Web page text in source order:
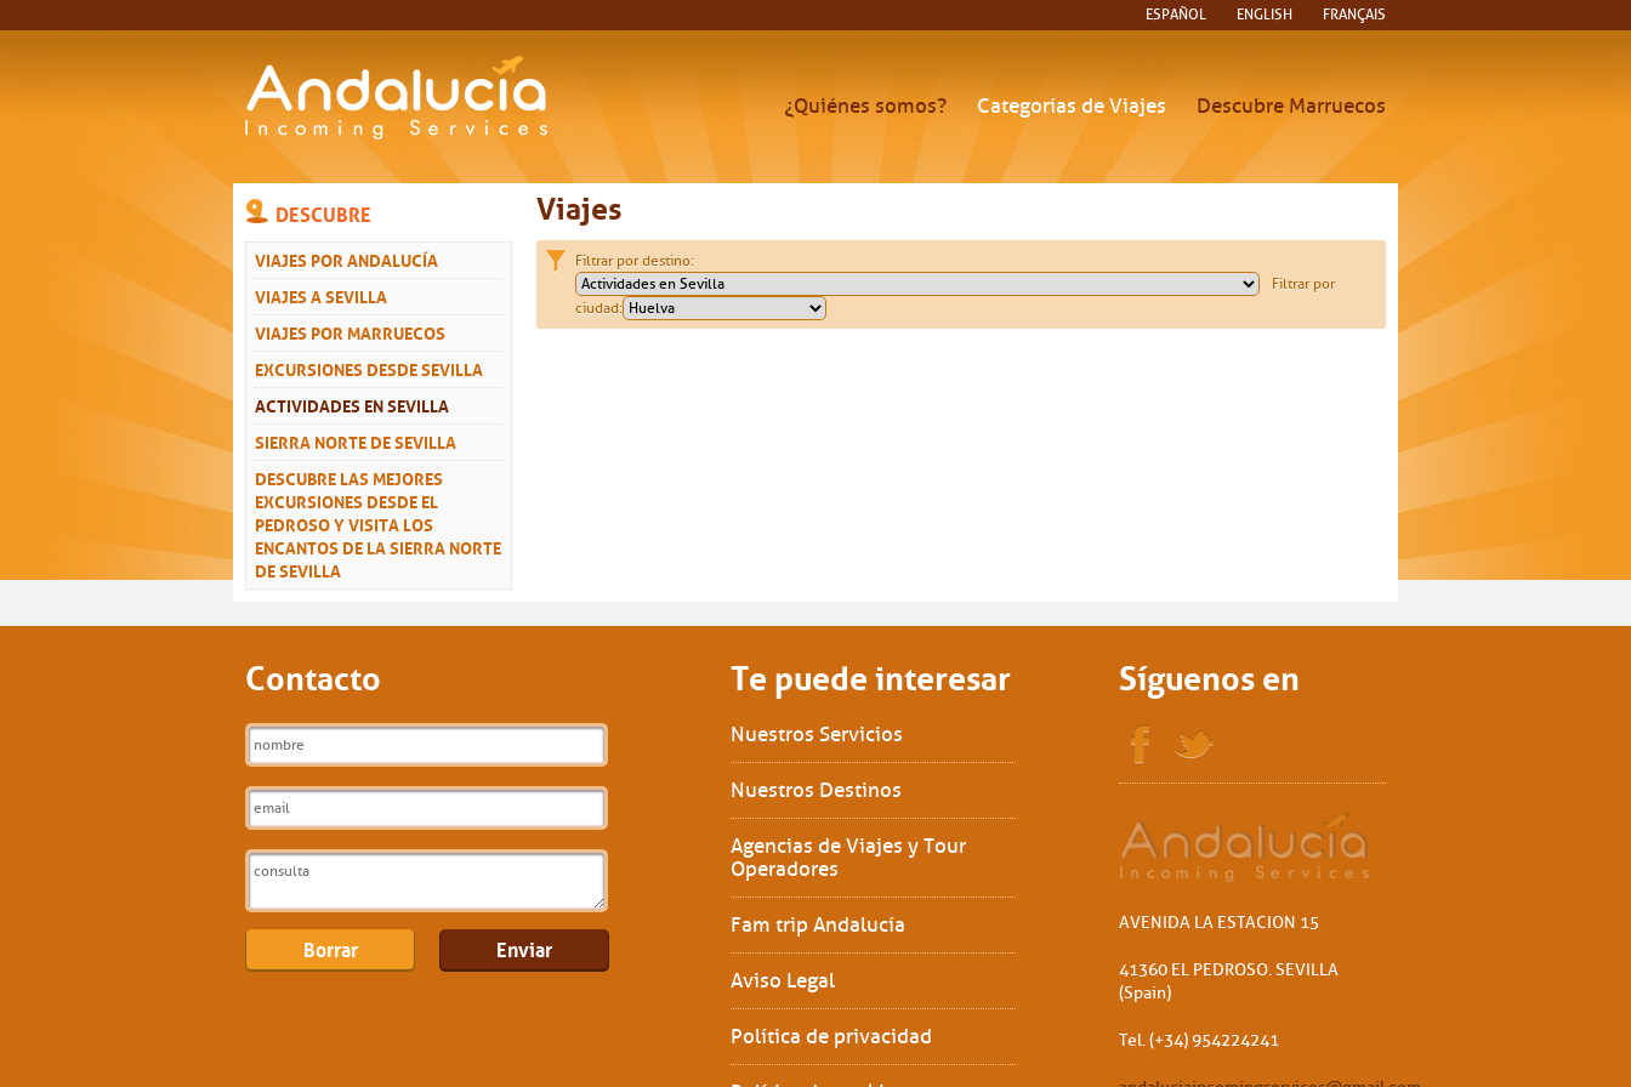
FRANÇAIS
ENGLISH
ESPAÑOL
¿Quiénes somos? Categorías de Viajes Descubre Marruecos
DESCUBRE
VIAJES POR ANDALUCÍA
VIAJES A SEVILLA
VIAJES POR MARRUECOS
EXCURSIONES DESDE SEVILLA
ACTIVIDADES EN SEVILLA
SIERRA NORTE DE SEVILLA
DESCUBRE LAS MEJORES
EXCURSIONES DESDE EL
PEDROSO Y VISITA LOS
ENCANTOS DE LA SIERRA NORTE
DE SEVILLA
Viajes
Filtrar por destino:
Filtrar por
ciudad:
Contacto Te puede interesar
Nuestros Servicios
Nuestros Destinos
Agencias de Viajes y Tour
Operadores
Fam trip Andalucía
Aviso Legal
Política de privacidad
Síguenos en
AVENIDA LA ESTACION 15
41360 EL PEDROSO. SEVILLA
(Spain)
Tel. (+34) 954224241